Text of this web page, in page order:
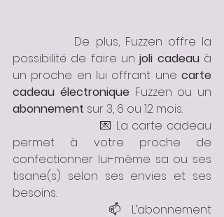
possibilité de faire un joli cadeau à
un proche en lui offrant une carte
cadeau électronique Fuzzen ou un
abonnement sur 3, 6 ou 12 mois.
permet à votre proche de
confectionner lui-même sa ou ses
tisane(s) selon ses envies et ses
besoins.